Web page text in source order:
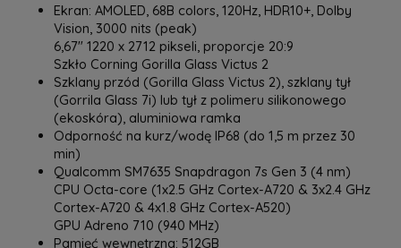
Ekran: AMOLED, 68B colors, 120Hz, HDR10+, Dolby
Vision, 3000 nits (peak)
6,67" 1220 x 2712 pikseli, proporcje 20:9
Szkło Corning Gorilla Glass Victus 2
Szklany przód (Gorilla Glass Victus 2), szklany tył
(Gorrila Glass 7i) lub tył z polimeru silikonowego
(ekoskóra), aluminiowa ramka
Odporność na kurz/wodę IP68 (do 1,5 m przez 30
min)
Qualcomm SM7635 Snapdragon 7s Gen 3 (4 nm)
CPU Octa-core (1x2.5 GHz Cortex-A720 & 3x2.4 GHz
Cortex-A720 & 4x1.8 GHz Cortex-A520)
GPU Adreno 710 (940 MHz)
Pamięć wewnętrzna: 512GB